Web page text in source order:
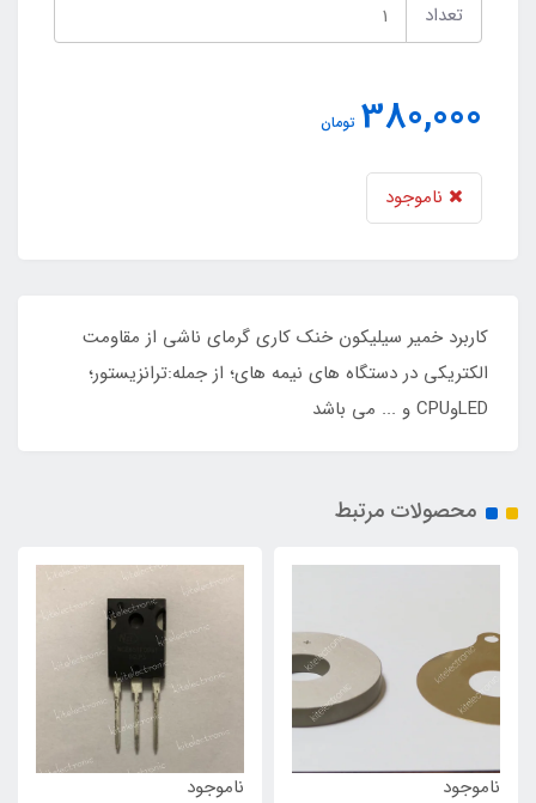
تعداد
380,000 تومان
ناموجود
کاربرد خمیر سیلیکون خنک کاری گرمای ناشی از مقاومت
الکتریکی در دستگاه های نیمه های؛ از جمله:ترانزیستور؛
LEDوCPU و ... می باشد
محصولات مرتبط
ناموجود ناموجود